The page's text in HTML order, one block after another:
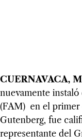
CUERNAVACA,
nuevamente
(FAM) en el primer
Gutenberg, fue
representante del